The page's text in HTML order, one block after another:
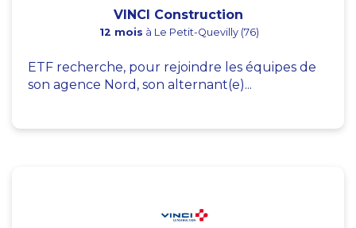
VINCI Construction
12 mois à Le Petit-Quevilly (76)
ETF recherche, pour rejoindre les équipes de
son agence Nord, son alternant(e)...